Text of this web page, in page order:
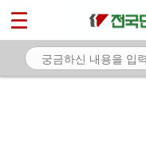
마이페이지
소개